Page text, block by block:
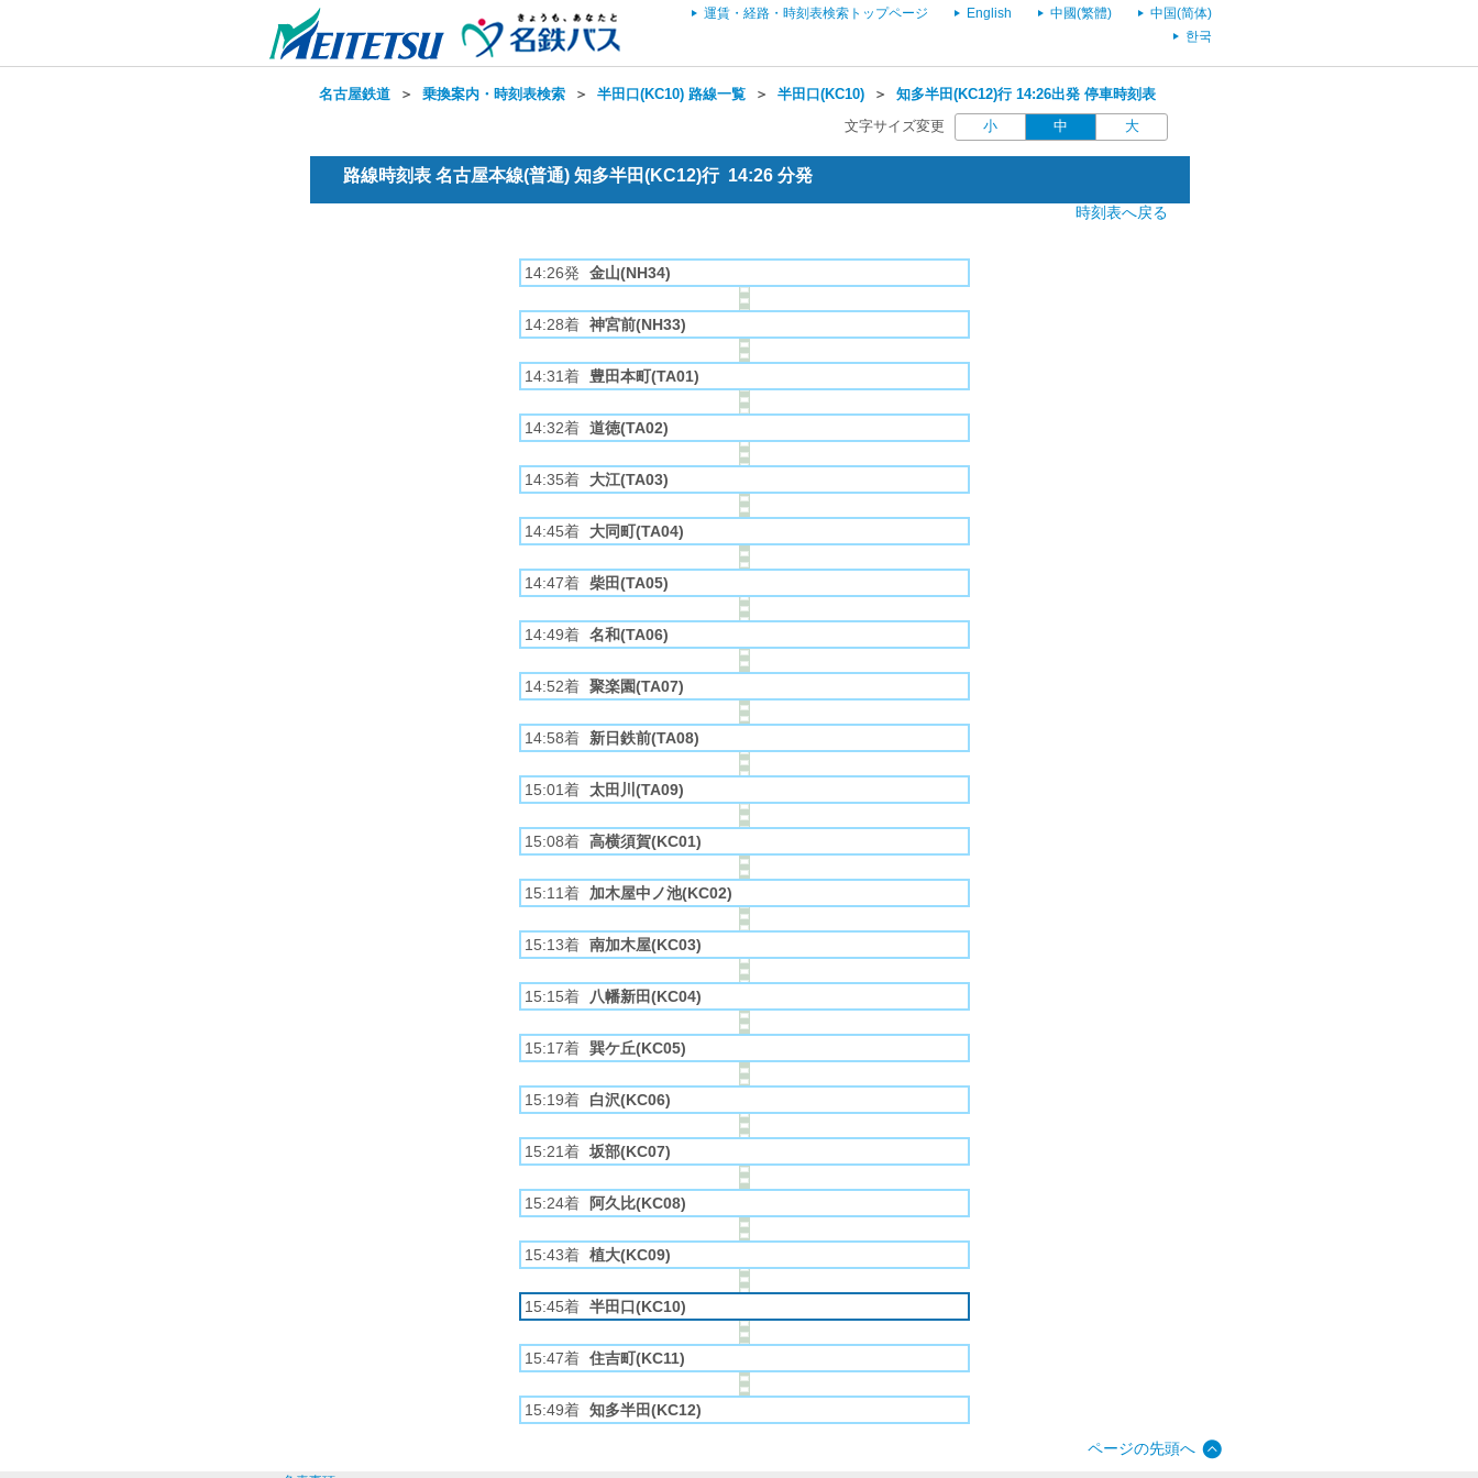
運賃・経路・時刻表検索トップページ English 中國(繁體)
中国(简体)
한국
名古屋鉄道 ＞ 乗換案内・時刻表検索 ＞ 半田口(KC10) 路線一覧 ＞ 半田口(KC10) ＞ 知多半田(KC12)行 14:26出発 停車時刻表
文字サイズ変更 小 中 大
路線時刻表 名古屋本線(普通) 知多半田(KC12)行 14:26 分発
時刻表へ戻る
14:26発 金山(NH34)
14:28着 神宮前(NH33)
14:31着 豊田本町(TA01)
14:32着 道徳(TA02)
14:35着 大江(TA03)
14:45着 大同町(TA04)
14:47着 柴田(TA05)
14:49着 名和(TA06)
14:52着 聚楽園(TA07)
14:58着 新日鉄前(TA08)
15:01着 太田川(TA09)
15:08着 高横須賀(KC01)
15:11着 加木屋中ノ池(KC02)
15:13着 南加木屋(KC03)
15:15着 八幡新田(KC04)
15:17着 巽ケ丘(KC05)
15:19着 白沢(KC06)
15:21着 坂部(KC07)
15:24着 阿久比(KC08)
15:43着 植大(KC09)
15:45着 半田口(KC10)
15:47着 住吉町(KC11)
15:49着 知多半田(KC12)
ページの先頭へ